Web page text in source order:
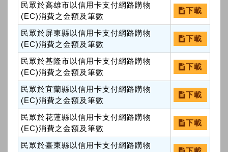
民眾於高雄市以信用卡支付網路購物
(EC)消費之金額及筆數
下載
民眾於屏東縣以信用卡支付網路購物
(EC)消費之金額及筆數
下載
民眾於基隆市以信用卡支付網路購物
(EC)消費之金額及筆數
下載
民眾於宜蘭縣以信用卡支付網路購物
(EC)消費之金額及筆數
下載
民眾於花蓮縣以信用卡支付網路購物
(EC)消費之金額及筆數
下載
民眾於臺東縣以信用卡支付網路購物